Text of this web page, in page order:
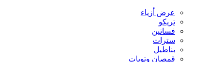
عرض أزياء
تريكو
فساتين
سترات
بناطيل
قمصان وتوبات